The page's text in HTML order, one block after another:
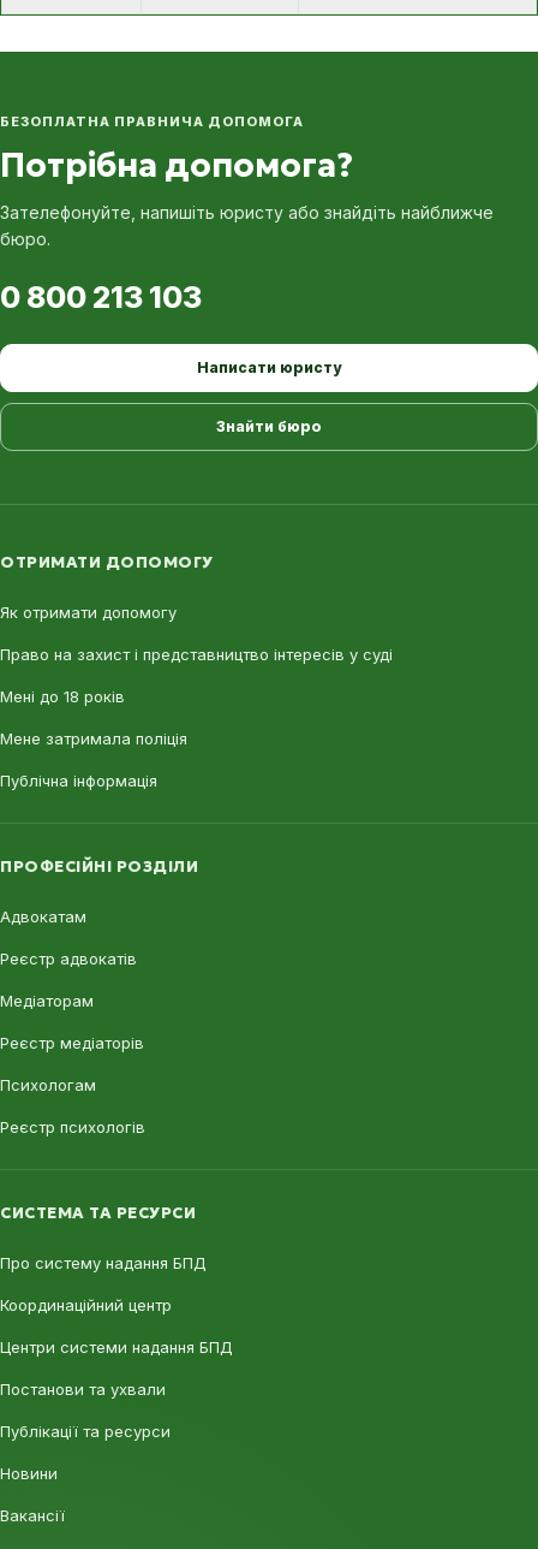
БЕЗОПЛАТНА ПРАВНИЧА ДОПОМОГА
Потрібна допомога?
Зателефонуйте, напишіть юристу або знайдіть найближче
бюро.
0 800 213 103
Написати юристу
Знайти бюро
ОТРИМАТИ ДОПОМОГУ
Як отримати допомогу
Право на захист і представництво інтересів у суді
Мені до 18 років
Мене затримала поліція
Публічна інформація
ПРОФЕСІЙНІ РОЗДІЛИ
Адвокатам
Реєстр адвокатів
Медіаторам
Реєстр медіаторів
Психологам
Реєстр психологів
СИСТЕМА ТА РЕСУРСИ
Про систему надання БПД
Координаційний центр
Центри системи надання БПД
Постанови та ухвали
Публікації та ресурси
Новини
Вакансії